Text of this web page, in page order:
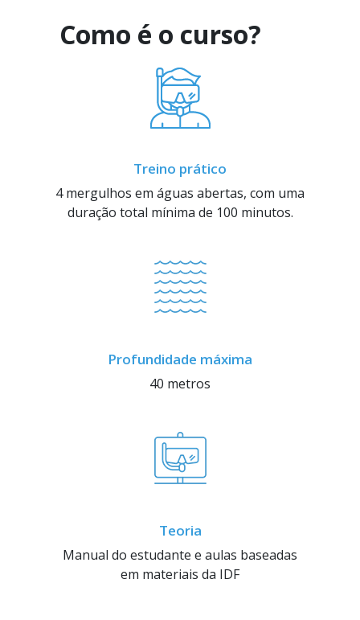
Como é o curso?
Treino prático
4 mergulhos em águas abertas, com uma
duração total mínima de 100 minutos.
Profundidade máxima
40 metros
Teoria
Manual do estudante e aulas baseadas
em materiais da IDF